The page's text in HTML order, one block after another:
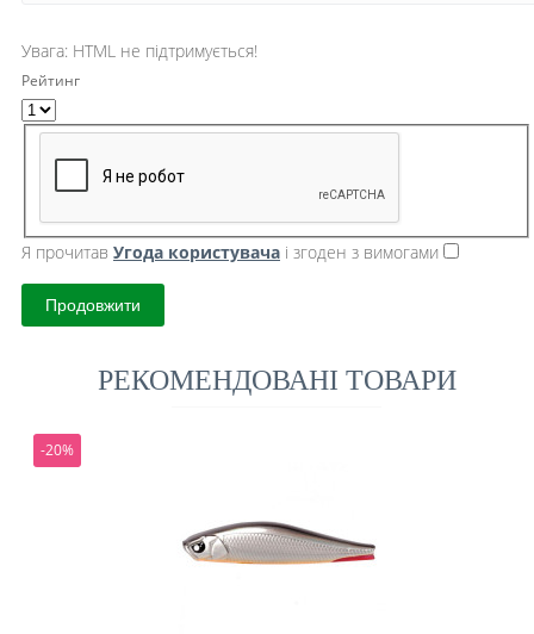
Увага: HTML не підтримується!
Рейтинг
Я прочитав Угода користувача і згоден з вимогами
Продовжити
РЕКОМЕНДОВАНІ ТОВАРИ
-20%